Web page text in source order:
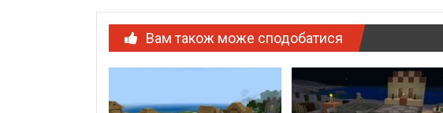
Вам також може сподобатися